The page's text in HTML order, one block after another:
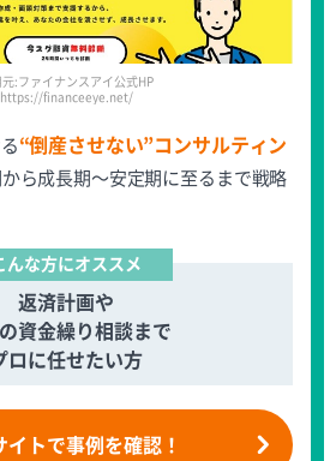
元:ファイナンスアイ公式HP
https://financeeye.net/
“倒産させない”コンサルティン
ら成長期～安定期に至るまで戦略
んな方にオススメ
返済計画や
資金繰り相談まで
ロに任せたい方
イトで事例を確認！